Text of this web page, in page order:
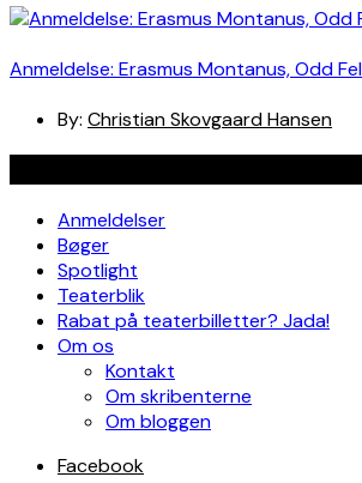
Anmeldelse: Erasmus Montanus, Odd
By: Christian Skovgaard Hansen
Anmeldelser
Bøger
Spotlight
Teaterblik
Rabat på teaterbilletter? Jada!
Om os
Kontakt
Om skribenterne
Om bloggen
Facebook